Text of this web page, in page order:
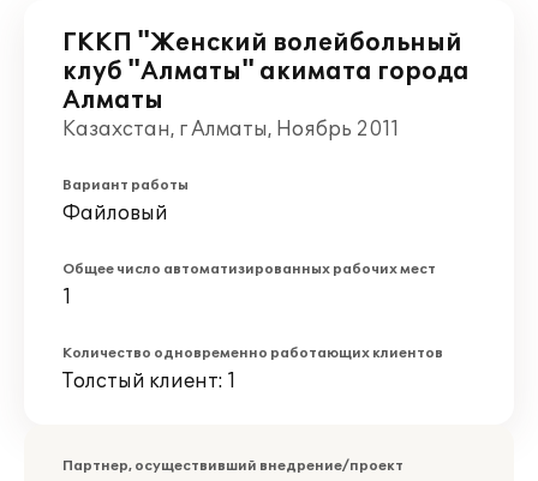
ГККП "Женский волейбольный
клуб "Алматы" акимата города
Алматы
Казахстан, г Алматы, Ноябрь 2011
Вариант работы
Файловый
Общее число автоматизированных рабочих мест
1
Количество одновременно работающих клиентов
Толстый клиент: 1
Партнер, осуществивший внедрение/проект